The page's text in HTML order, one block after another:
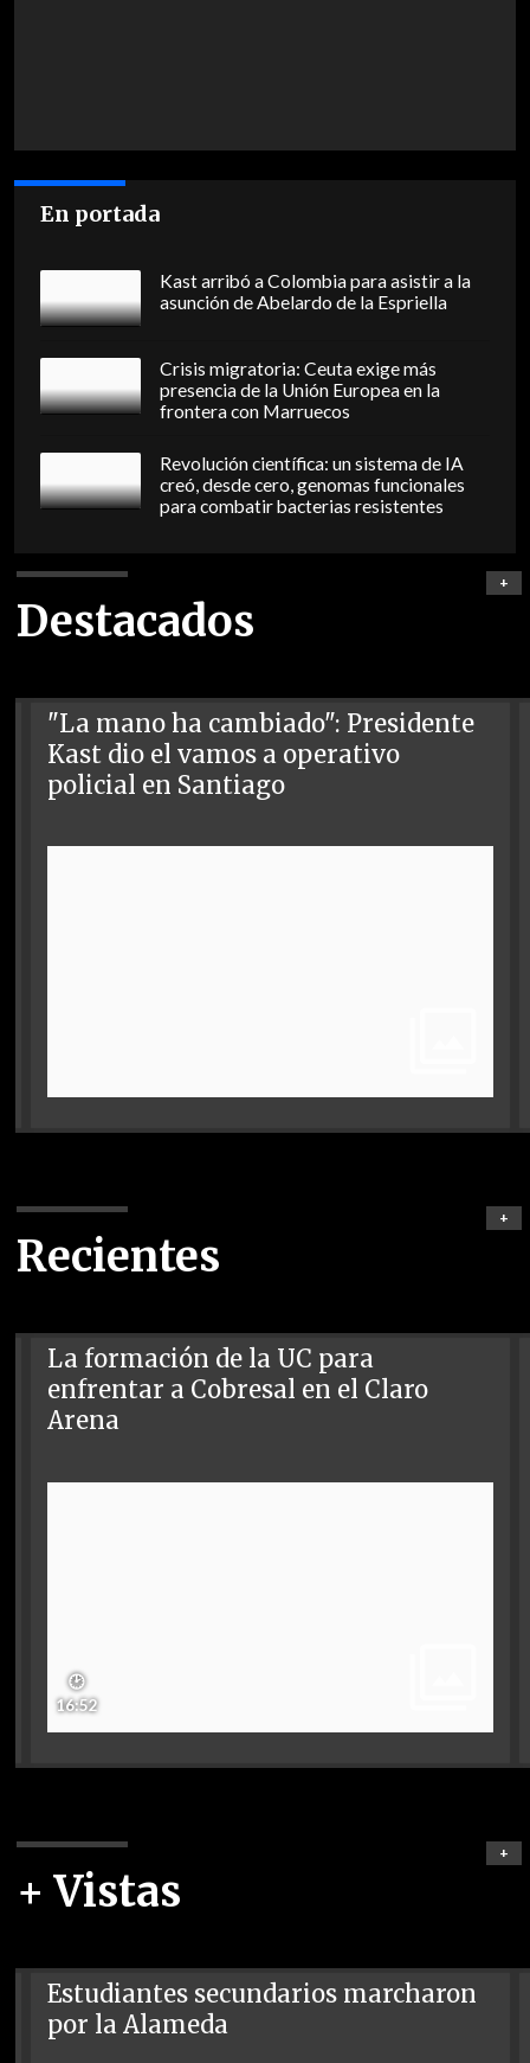
En portada
Kast arribó a Colombia para asistir a la
asunción de Abelardo de la Espriella
Crisis migratoria: Ceuta exige más
presencia de la Unión Europea en la
frontera con Marruecos
Revolución científica: un sistema de IA
creó, desde cero, genomas funcionales
para combatir bacterias resistentes
Destacados
+
"La mano ha cambiado": Presidente
Kast dio el vamos a operativo
policial en Santiago
Recientes
+
La formación de la UC para
enfrentar a Cobresal en el Claro
Arena
🕑
16:52
+ Vistas
+
Estudiantes secundarios marcharon
por la Alameda